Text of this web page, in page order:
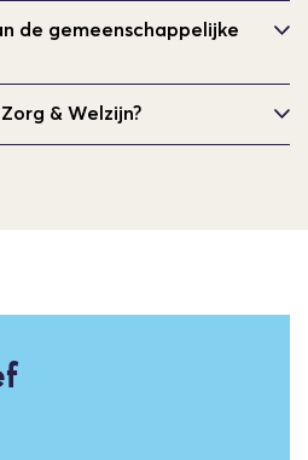
de gemeenschappelijke
& Welzijn?